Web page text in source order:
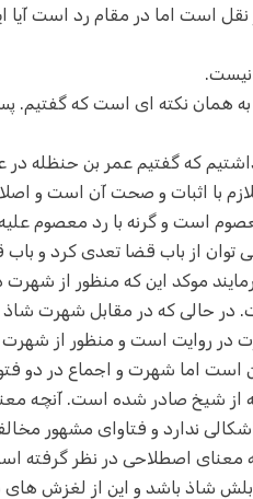
نقل است اما در مقام رد است
به همان نکته ای است که
که گفتیم عمر بن حنظله
با اثبات و صحت آن است و
است و گرنه با رد معصوم
می توان از باب قضا تعدی کرد و
موکد این که منظور از
در حالی که در مقابل شهرت
در روایت است و منظور از
اما شهرت و اجماع در دو
از شیخ صادر شده است. آنچه
ندارد و فتاوای مشهور
معنای اصطلاحی در نظر
شاذ باشد و این از لغزش